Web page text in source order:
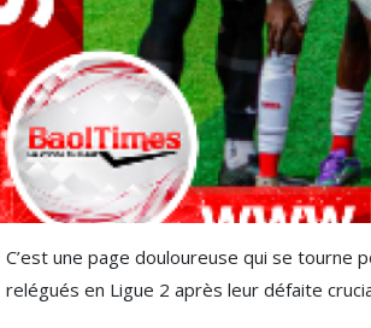
C’est une page douloureuse qui se tourne
relégués en Ligue 2 après leur défaite